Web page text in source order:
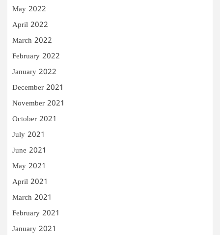
May 2022
April 2022
March 2022
February 2022
January 2022
December 2021
November 2021
October 2021
July 2021
June 2021
May 2021
April 2021
March 2021
February 2021
January 2021